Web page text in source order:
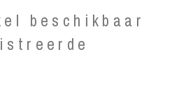
beschikbaar